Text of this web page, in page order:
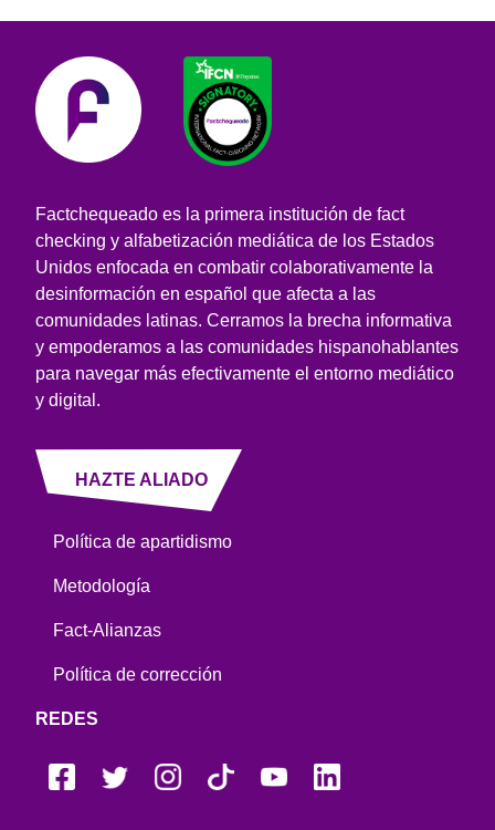
Factchequeado es la primera institución de fact
checking y alfabetización mediática de los Estados
Unidos enfocada en combatir colaborativamente la
desinformación en español que afecta a las
comunidades latinas. Cerramos la brecha informativa
y empoderamos a las comunidades hispanohablantes
para navegar más efectivamente el entorno mediático
y digital.
HAZTE ALIADO
Política de apartidismo
Metodología
Fact-Alianzas
Política de corrección
REDES